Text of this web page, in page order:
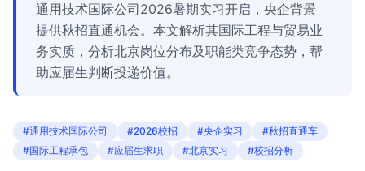
通用技术国际公司2026暑期实习开启，央企背景
提供秋招直通机会。本文解析其国际工程与贸易业
务实质，分析北京岗位分布及职能类竞争态势，帮
助应届生判断投递价值。
#通用技术国际公司 #2026校招 #央企实习
#秋招直通车
#国际工程承包
#应届生求职 #北京实习 #校招分析